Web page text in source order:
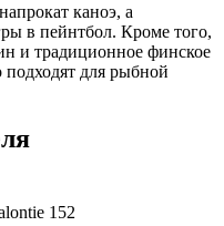
каноэ, а
в пейнтбол. Кроме того,
и традиционное финское
подходят для рыбной
152